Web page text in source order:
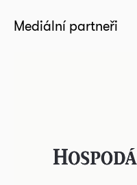
Mediální partneři